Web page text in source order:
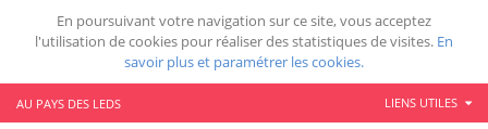
En poursuivant votre navigation sur ce site, vous acceptez
l'utilisation de cookies pour réaliser des statistiques de visites. En
savoir plus et paramétrer les cookies.
AU PAYS DES LEDS LIENS UTILES